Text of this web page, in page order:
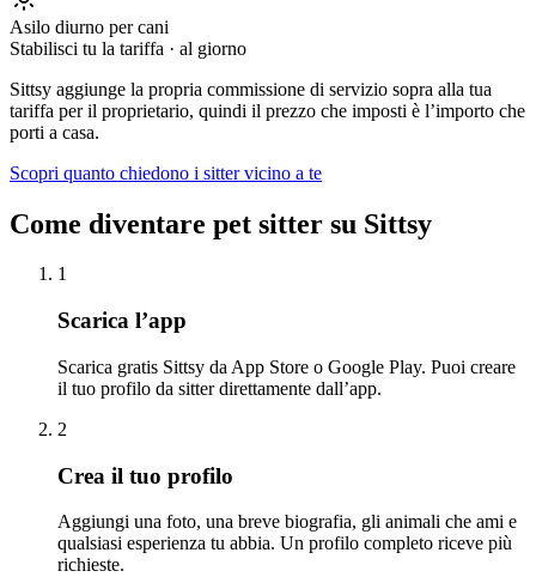
Asilo diurno per cani
Stabilisci tu la tariffa · al giorno
Sittsy aggiunge la propria commissione di servizio sopra alla tua
tariffa per il proprietario, quindi il prezzo che imposti è l’importo che
porti a casa.
Scopri quanto chiedono i sitter vicino a te
Come diventare pet sitter su Sittsy
1
Scarica l’app
Scarica gratis Sittsy da App Store o Google Play. Puoi creare
il tuo profilo da sitter direttamente dall’app.
2
Crea il tuo profilo
Aggiungi una foto, una breve biografia, gli animali che ami e
qualsiasi esperienza tu abbia. Un profilo completo riceve più
richieste.